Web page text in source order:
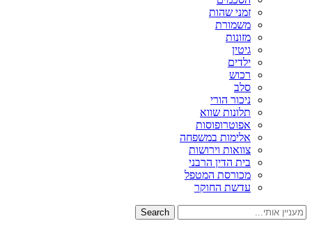
זמני שהות
משמורת
מזונות
גיטין
ילדים
רכוש
סלב
ניכור הורי
תלונות שווא
אפוטרופוסות
אלימות במשפחה
צוואות וירושות
בית הדין הרבני
מכורסת המטפל
עדשת החוקר
Search